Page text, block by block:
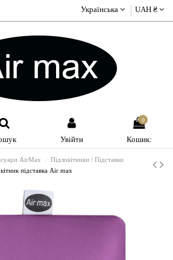
Українська UAH ₴
Увійти
0
Кошик:
AirMax
Підлокітники / Підставки
підставка Air max